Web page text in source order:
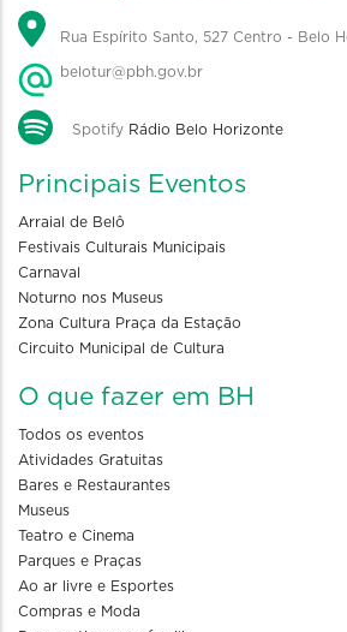
Rua Espírito Santo, 527 Centro - Belo
belotur@pbh.gov.br
Spotify Rádio Belo Horizonte
Principais Eventos
Arraial de Belô
Festivais Culturais Municipais
Carnaval
Noturno nos Museus
Zona Cultura Praça da Estação
Circuito Municipal de Cultura
O que fazer em BH
Todos os eventos
Atividades Gratuitas
Bares e Restaurantes
Museus
Teatro e Cinema
Parques e Praças
Ao ar livre e Esportes
Compras e Moda